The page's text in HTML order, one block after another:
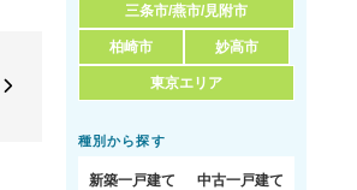
三条市/燕市/見附市
柏崎市 妙高市
東京エリア
種別から探す
新築一戸建て 中古一戸建て